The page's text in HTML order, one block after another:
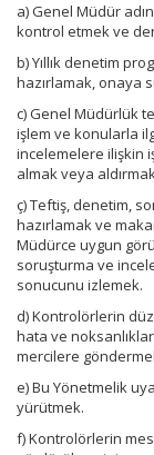
a) Genel Müdür
kontrol etmek ve
b) Yıllık denetim
hazırlamak, onaya
c) Genel Müdürlük
işlem ve konularla
incelemelere ilişkin
almak veya
ç) Teftiş, denetim,
hazırlamak ve
Müdürce uygun
soruşturma ve
sonucunu izlemek.
d) Kontrolörlerin
hata ve
mercilere
e) Bu Yönetmelik
yürütmek.
f) Kontrolörlerin